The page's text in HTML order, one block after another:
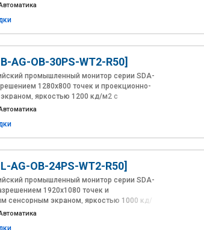
Комбинированная лицевая панель из
диапазон питания 12~30В DC в
Ниеншанц-Автоматика.
AG-OB-30PS-WT2-R50]
промышленный монитор серии SDA-
1280х800 точек и проекционно-
яркостью 1200 кд/м2 c
и оптической склейкой(Optical
AG-OB-24PS-WT2-R50]
промышленный монитор серии SDA-
1920х1080 точек и
сенсорным экраном, яркостью 1000 кд/
покрытиями и оптической